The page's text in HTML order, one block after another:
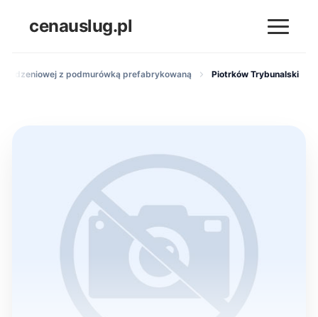
cenauslug.pl
z podmurówką prefabrykowaną Piotrków Trybunalski